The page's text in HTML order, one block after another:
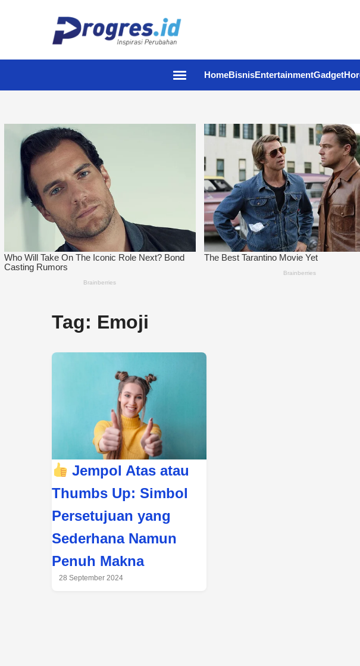
HomeBisnisEntertainmentGadget
Tag: Emoji
Jempol Atas atau
Thumbs Up: Simbol
Persetujuan yang
Sederhana Namun
Penuh Makna
28 September 2024